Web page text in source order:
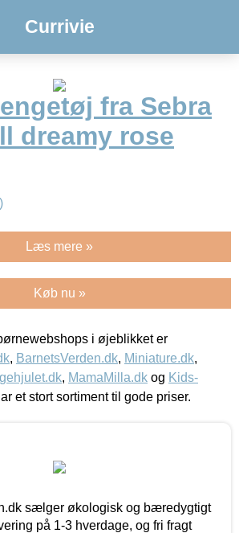
Currivie
fra Sebra
dreamy rose
Læs mere »
Køb nu »
i øjeblikket er
, BarnetsVerden.dk, Miniature.dk,
, MamaMilla.dk og Kids-
et stort sortiment til gode priser.
sælger økologisk og bæredygtigt
på 1-3 hverdage, og fri fragt